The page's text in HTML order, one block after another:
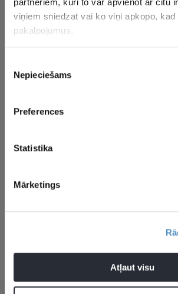
viņiem sniedzat vai ko viņi apkopo, kad
pakalpojumus.
izvēle
Nepieciešams
Preferences
Statistika
Mārketings
Atļaut visu
pašiem spēlētājiem…”
nākamo sezonu
Optibet Hokeja līga Zemgale/LBTU